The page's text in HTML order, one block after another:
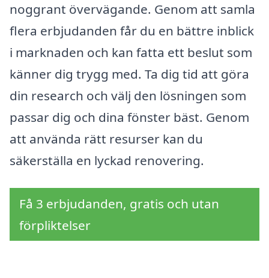
noggrant övervägande. Genom att samla
flera erbjudanden får du en bättre inblick
i marknaden och kan fatta ett beslut som
känner dig trygg med. Ta dig tid att göra
din research och välj den lösningen som
passar dig och dina fönster bäst. Genom
att använda rätt resurser kan du
säkerställa en lyckad renovering.
Få 3 erbjudanden, gratis och utan
förpliktelser